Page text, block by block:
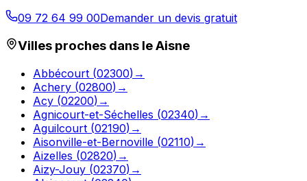
09 72 64 99 00Demander un devis gratuit
Villes proches dans leAisne
Abbécourt (02300) →
Achery (02800) →
Acy (02200) →
Agnicourt-et-Séchelles (02340) →
Aguilcourt (02190) →
Aisonville-et-Bernoville (02110) →
Aizelles (02820) →
Aizy-Jouy (02370) →